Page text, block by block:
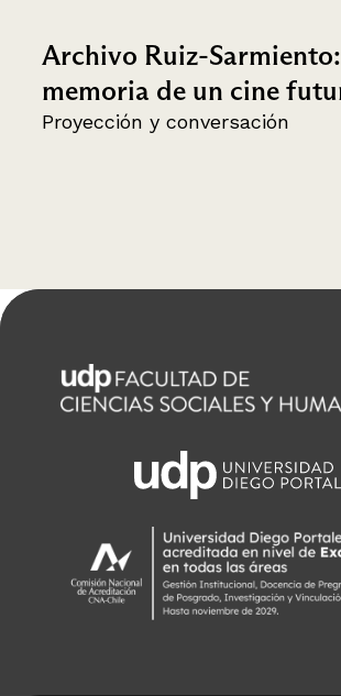
Archivo Ruiz-Sarmiento:
memoria de un cine
Proyección y conversación